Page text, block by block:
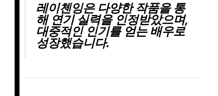
레이첸잉은 다양한 작품을 통
해 연기 실력을 인정받았으며,
대중적인 인기를얻는 배우로
성장했습니다.